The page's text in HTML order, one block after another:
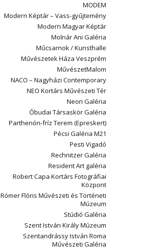
MODEM
Modern Képtár – Vass-gyűjtemény
Modern Magyar Képtár
Molnár Ani Galéria
Műcsarnok / Kunsthalle
Művészetek Háza Veszprém
MűvészetMalom
NACO – Nagyházi Contemporary
NEO Kortárs Művészeti Tér
Neon Galéria
Óbudai Társaskör Galéria
Parthenón-fríz Terem (Epreskert)
Pécsi Galéria M21
Pesti Vigadó
Rechnitzer Galéria
Resident Art galéria
Robert Capa Kortárs Fotográfiai
Központ
Rómer Flóris Művészeti és Történeti
Múzeum
Stúdió Galéria
Szent István Király Múzeum
Szentandrássy István Roma
Művészeti Galéria